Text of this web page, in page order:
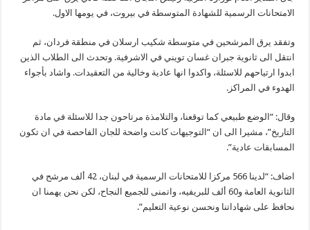
الامتحانات الرسمية للشهادة المتوسطة في بيروت، في يومها الاول.
وتفقد يرق المرشحين في متوسطة شكيب ارسلان في منطقة فردان، ثم
انتقل الى ثانوية جبران غسان تويني في الاشرفية. وتحدث الى الطلاب الذين
ابدوا ارتياحهم للاسئلة، واكدوا انها عادية وخالية من التعقيدات. واشاد بأجواء
الهدوء في المراكز.
وقال: “الوضع طبيعي كما توقعنا، والتلامذة مرتاحون جدا للاسئلة في مادة
التاريخ”، مشيرا الى ان “التوجيهات كانت واضحة للجان الفاحصة في ان تكون
المسابقات عادية”.
اضاف: “لدينا 566 مركزا للامتحانات الرسمية في لبنان، 42 ألف مرشح في
الثانوية العامة و60 ألف للبريفيه، واتمنى للجميع النجاح، لكن نحن يهمنا ان
نحافظ على شهاداتنا ونحسن نوعية التعليم”.